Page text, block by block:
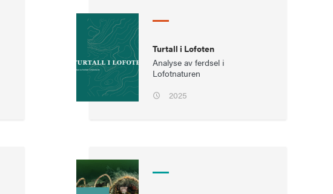
Turtall i Lofoten
Analyse av ferdsel i
Lofotnaturen
2025